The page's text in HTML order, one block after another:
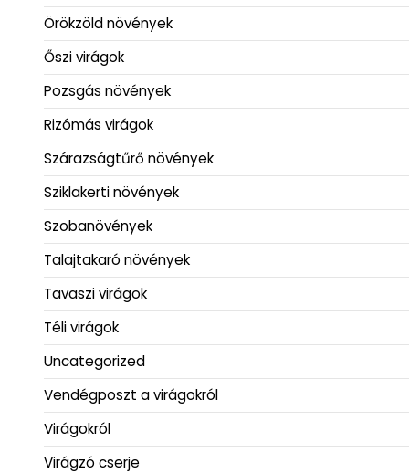
Örökzöld növények
Őszi virágok
Pozsgás növények
Rizómás virágok
Szárazságtűrő növények
Sziklakerti növények
Szobanövények
Talajtakaró növények
Tavaszi virágok
Téli virágok
Uncategorized
Vendégposzt a virágokról
Virágokról
Virágzó cserje